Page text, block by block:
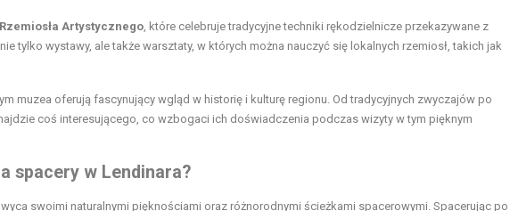
Artystycznego , które celebruje tradycyjne techniki rękodzielnicze przekazywane z
tylko wystawy, ale także warsztaty, w których można nauczyć się lokalnych rzemiosł, takich jak
muzea oferują fascynujący wgląd w historię i kulturę regionu. Od tradycyjnych zwyczajów po
coś interesującego, co wzbogaci ich doświadczenia podczas wizyty w tym pięknym
spacery w Lendinara?
swoimi naturalnymi pięknościami oraz różnorodnymi ścieżkami spacerowymi. Spacerując po